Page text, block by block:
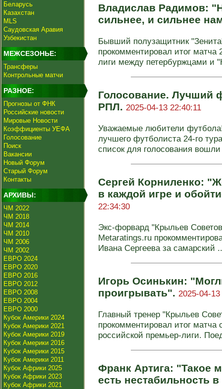
Беларусь
Казахстан
MLS
Саудовская Аравия
Узбекистан
МЕЖСЕЗОНЬЕ:
Трансферы
Контрольные матчи
РАЗНОЕ:
Прогнозы от ФНК
Российские новости
Мировые Новости
Коэффициенты УЕФА
Голосование
Поиск
Вакансии
Новый Форум
Старый Форум
Контакты
АРХИВЫ:
ЧМ 2022
ЧМ 2018
ЧМ 2014
ЧМ 2010
ЧМ 2006
ЧМ 2002
ЕВРО 2024
ЕВРО 2020
ЕВРО 2016
ЕВРО 2012
ЕВРО 2008
ЕВРО 2004
ЕВРО 2000
Кубок Америки 2024
Кубок Америки 2021
Кубок Америки 2019
Кубок Америки 2016
Кубок Америки 2015
Кубок Америки 2011
Кубок Африки 2025
Кубок Африки 2023
Кубок Африки 2021
Владислав Радимов:
сильнее, и сильнее
Бывший полузащитник
прокомментировал итог матча
лиги между петербуржцами и
Голосование. Лучший
РПЛ. 2025-04-13 22:40:11
Уважаемые любители
лучшего футболиста 24-го
список для голосования
Сергей Корниленко:
в каждой игре и
22:34:30
Экс-форвард "Крыльев
Metaratings.ru
Ивана Сергеева за самарский
Игорь Осинькин:
проигрывать". 2025-04-
Главный тренер "Крыльев
прокомментировал итог
российской премьер-лиги.
Франк Артига: "Такое
есть нестабильность